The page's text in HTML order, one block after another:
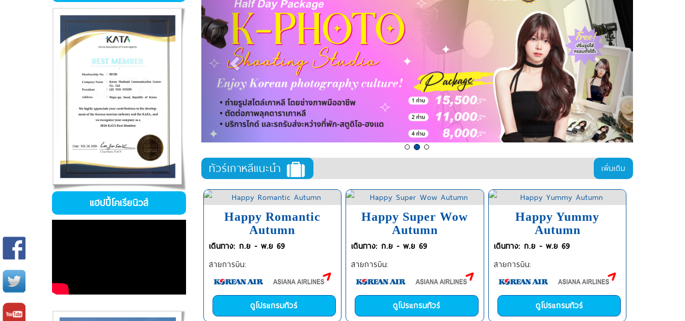
แฮปปี้โคเรียนิวส์
ทัวร์เกาหลีแนะนำ เพิ่มเติม
Happy Romantic
Autumn
เดินทาง: ก.ย - พ.ย 69
สายการบิน:
ดูโปรแกรมทัวร์
Happy Super Wow
Autumn
เดินทาง: ก.ย - พ.ย 69
สายการบิน:
ดูโปรแกรมทัวร์
Happy Yummy
Autumn
เดินทาง: ก.ย - พ.ย 69
สายการบิน:
ดูโปรแกรมทัวร์